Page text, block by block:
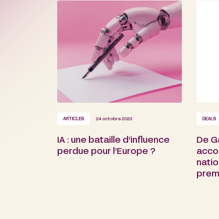
ARTICLES 24 octobre 2023
IA : une bataille d’influence
perdue pour l’Europe ?
DEALS
De